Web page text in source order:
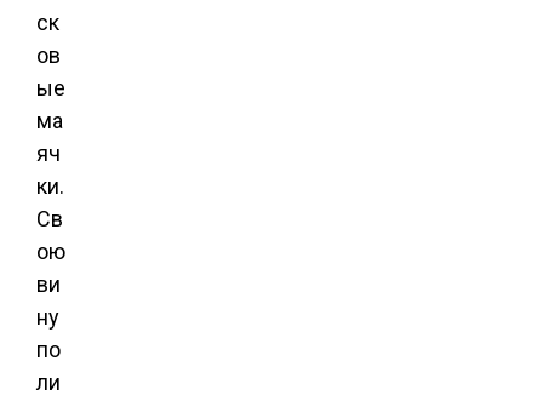
ск
ов
ые
ма
яч
ки.
Св
ою
ви
ну
по
ли